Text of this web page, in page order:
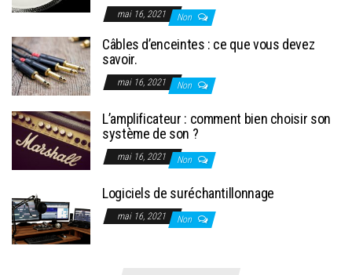
mai 16, 2021 Non
Câbles d’enceintes : ce que vous devez
savoir.
mai 16, 2021 Non
L’amplificateur : comment bien choisir son
système de son ?
mai 16, 2021 Non
Logiciels de suréchantillonnage
mai 16, 2021 Non